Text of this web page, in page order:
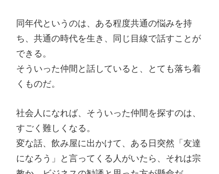
同年代というのは、ある程度共通の悩みを持
ち、共通の時代を生き、同じ目線で話すことが
できる。
そういった仲間と話していると、とても落ち着
くものだ。
社会人になれば、そういった仲間を探すのは、
すごく難しくなる。
変な話、飲み屋に出かけて、ある日突然「友達
になろう」と言ってくる人がいたら、それは宗